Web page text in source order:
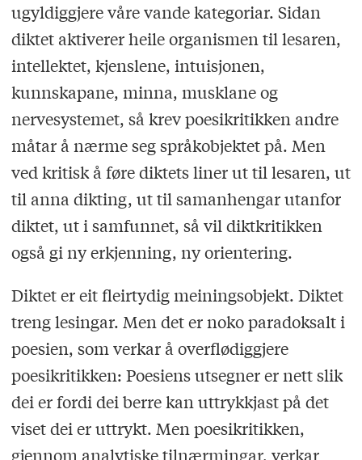
ugyldiggjere våre vande kategoriar. Sidan
diktet aktiverer heile organismen til lesaren,
intellektet, kjenslene, intuisjonen,
kunnskapane, minna, musklane og
nervesystemet, så krev poesikritikken andre
måtar å nærme seg språkobjektet på. Men
ved kritisk å føre diktets liner ut til lesaren, ut
til anna dikting, ut til samanhengar utanfor
diktet, ut i samfunnet, så vil diktkritikken
også gi ny erkjenning, ny orientering.
Diktet er eit fleirtydig meiningsobjekt. Diktet
treng lesingar. Men det er noko paradoksalt i
poesien, som verkar å overflødiggjere
poesikritikken: Poesiens utsegner er nett slik
dei er fordi dei berre kan uttrykkjast på det
viset dei er uttrykt. Men poesikritikken,
gjennom analytiske tilnærmingar, verkar